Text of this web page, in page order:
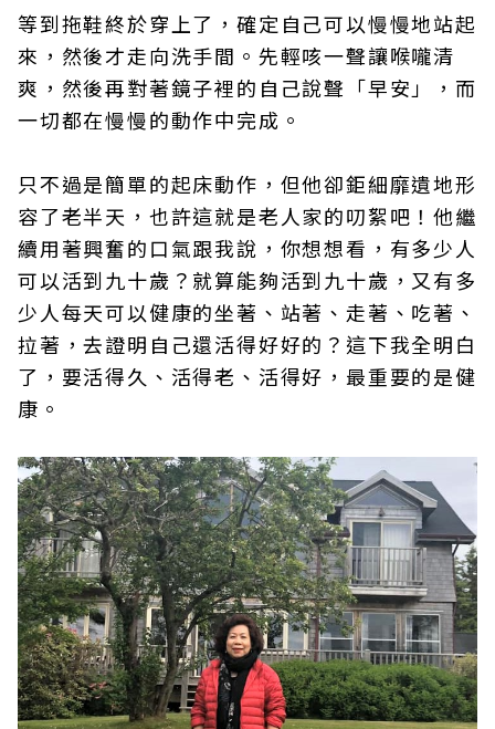
等到拖鞋終於穿上了，確定自己可以慢慢地站起
來，然後才走向洗手間。先輕咳一聲讓喉嚨清
爽，然後再對著鏡子裡的自己說聲「早安」，而
一切都在慢慢的動作中完成。
只不過是簡單的起床動作，但他卻鉅細靡遺地形
容了老半天，也許這就是老人家的叨絮吧！他繼
續用著興奮的口氣跟我說，你想想看，有多少人
可以活到九十歲？就算能夠活到九十歲，又有多
少人每天可以健康的坐著、站著、走著、吃著、
拉著，去證明自己還活得好好的？這下我全明白
了，要活得久、活得老、活得好，最重要的是健
康。